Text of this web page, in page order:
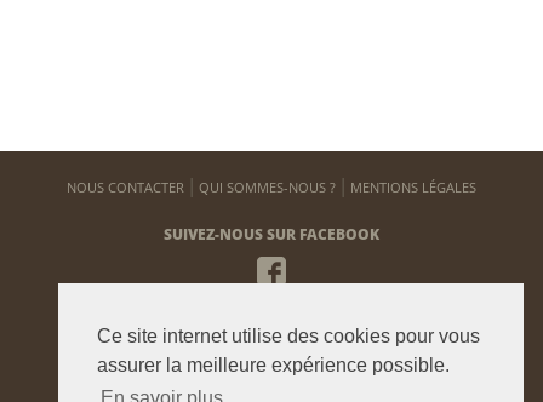
Ce site internet utilise des cookies pour vous
assurer la meilleure expérience possible.
NOUS CONTACTER QUI SOMMES-NOUS ? MENTIONS LÉGALES
SUIVEZ-NOUS SUR FACEBOOK
NEWSLETTER
Pour vous tenir informé de notre actualité